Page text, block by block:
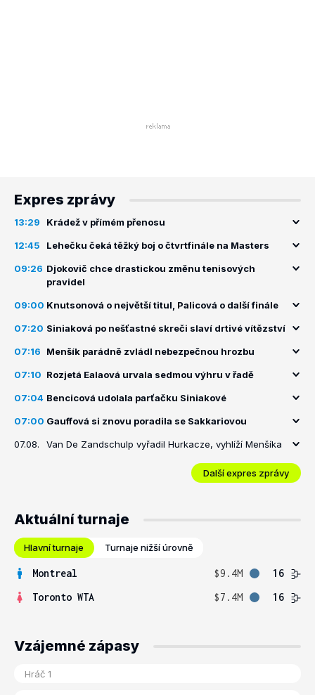
Expres zprávy
13:29 Krádež v přímém přenosu
12:45 Lehečku čeká těžký boj o čtvrtfinále na Masters
09:26 Djokovič chce drastickou změnu tenisových
pravidel
09:00 Knutsonová o největší titul, Palicová o další finále
07:20 Siniaková po nešťastné skreči slaví drtivé vítězství
07:16 Menšík parádně zvládl nebezpečnou hrozbu
07:10 Rozjetá Ealaová urvala sedmou výhru v řadě
07:04 Bencicová udolala parťačku Siniakové
07:00 Gauffová si znovu poradila se Sakkariovou
07.08. Van De Zandschulp vyřadil Hurkacze, vyhlíží Menšíka
Další expres zprávy
Aktuální turnaje
Hlavní turnaje Turnaje nižší úrovně
Montreal $9.4M
16
Toronto WTA
$7.4M 16
Vzájemné zápasy